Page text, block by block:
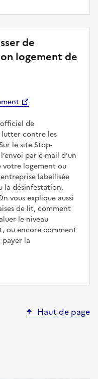
de
logement de
officiel de
contre les
le site Stop-
par e-mail d’un
votre logement ou
labellisée
la désinfestation,
vous explique aussi
de lit, comment
le niveau
ou encore comment
payer la
Haut de page